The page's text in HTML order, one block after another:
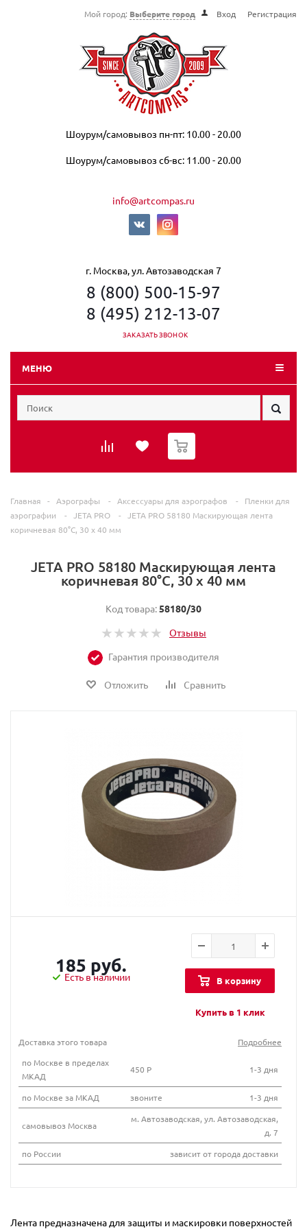
Мой город: Выберите город Вход Регистрация
Шоурум/самовывоз пн-пт: 10.00 - 20.00
Шоурум/самовывоз сб-вс: 11.00 - 20.00
info@artcompas.ru
г. Москва, ул. Автозаводская 7
8 (800) 500-15-97
8 (495) 212-13-07
ЗАКАЗАТЬ ЗВОНОК
МЕНЮ
0
Главная - Аэрографы - Аксессуары для аэрографов -
Пленки для
аэрографии
- JETA PRO -
JETA PRO 58180 Маскирующая лента
коричневая 80°С, 30 x 40 мм
JETA PRO 58180 Маскирующая лента
коричневая 80°С, 30 x 40 мм
Код товара:58180/30
Отзывы
Гарантия производителя
Отложить Сравнить
185 руб.
Есть в наличии В корзину
Купить в 1 клик
Доставка этого товара
Подробнее
по Москве в пределах
МКАД
450 Р 1-3 дня
по Москве за МКАД звоните 1-3 дня
самовывоз Москва
м. Автозаводская, ул. Автозаводская,
д. 7
по России
зависит от города доставки
Лента предназначена для защиты и маскировки поверхностей